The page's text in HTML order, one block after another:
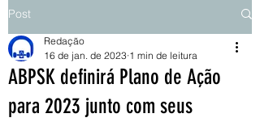
Post
ABPSK definirá Plano de Ação
para 2023 junto com seus
Redação
16 de jan. de 2023 1 min de leitura